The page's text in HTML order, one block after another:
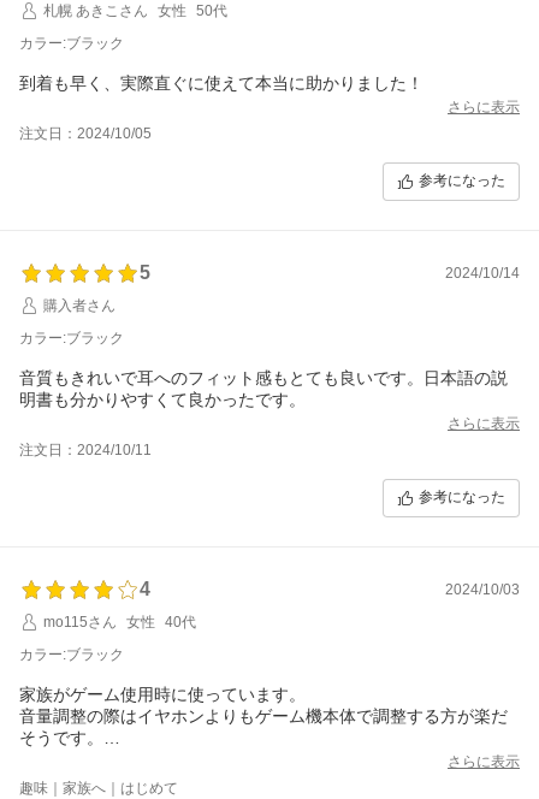
札幌 あきこさん
女性
50代
カラー:ブラック
到着も早く、実際直ぐに使えて本当に助かりました！
さらに表示
注文日：2024/10/05
参考になった
5
2024/10/14
購入者さん
カラー:ブラック
音質もきれいで耳へのフィット感もとても良いです。日本語の説
明書も分かりやすくて良かったです。
さらに表示
注文日：2024/10/11
参考になった
4
2024/10/03
mo115さん
女性
40代
カラー:ブラック
家族がゲーム使用時に使っています。
音量調整の際はイヤホンよりもゲーム機本体で調整する方が楽だ
そうです。
値段も手頃でバッテリー残量も分かりやすいので、次に買うなら
私がスマホ用に欲しいと思っています。
さらに表示
趣味｜家族へ｜はじめて